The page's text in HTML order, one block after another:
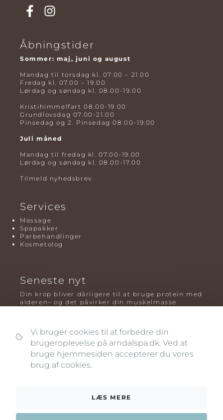
Åbningstider
Sommer: maj, juni og august
Mandag til torsdag kl. 07.00 – 21.00
Fredag kl. 07.00 – 19.00
Lørdag og søndag kl. 08.00-19.00
Kristihimmelfart 08.00-19.00
Grundlovsdag 07.00-21.00
Pinsedag og 2. Pinsedag 08.00-19.00
Juli måned
Mandag til fredag kl. 07.00-19.00
Lørdag og søndag kl. 08.00-17.00
Tilmeld nyhedsbrev
Services
Massage
Spapakker
Parbehandlinger
Kosmetolog
Seneste nyt
Din krop bliver dårligere til at bruge protein med
alderen– og det påvirker din muskelmasse
Plyometrisk træning: hvorfor hop kan være noget
af det mest oversete for knogler og power – før
og efter overgangsalderen
Vi bruger cookies til at forbedre din
brugeroplevelse på arndalspa.dk. Ved at
bruge hjemmesiden accepterer du vores
brug af cookies.
LÆS MERE